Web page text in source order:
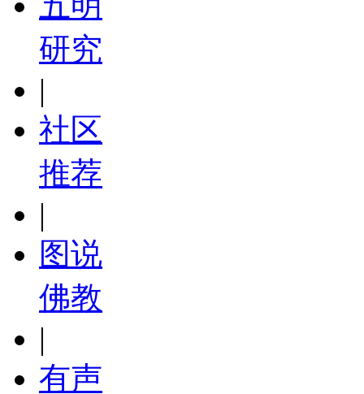
研究
|
社区
推荐
|
图说
佛教
|
有声